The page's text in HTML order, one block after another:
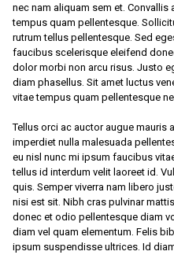
nec nam aliquam sem et.
tempus quam pellentesque.
rutrum tellus pellentesque. Sed
faucibus scelerisque eleifend
dolor morbi non arcu risus. Justo
diam phasellus. Sit amet luctus
vitae tempus quam pellentesque
Tellus orci ac auctor augue mauris
imperdiet nulla malesuada
eu nisl nunc mi ipsum faucibus
tellus id interdum velit laoreet id.
quis. Semper viverra nam libero
nisi est sit. Nibh cras pulvinar
donec et odio pellentesque diam
diam vel quam elementum. Felis
ipsum suspendisse ultrices. Id